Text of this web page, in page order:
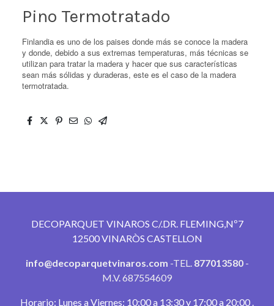
Pino Termotratado
Finlandia es uno de los paises donde más se conoce la madera
y donde, debido a sus extremas temperaturas, más técnicas se
utilizan para tratar la madera y hacer que sus características
sean más sólidas y duraderas, este es el caso de la madera
termotratada.
DECOPARQUET VINAROS C/.DR. FLEMING,Nº7
12500 VINARÒS CASTELLON
info@decoparquetvinaros.com -TEL. 877013580-
M.V. 687554609
Horario: Lunes a Viernes: 10:00 a 13:30 y 17:00 a 20:00 .